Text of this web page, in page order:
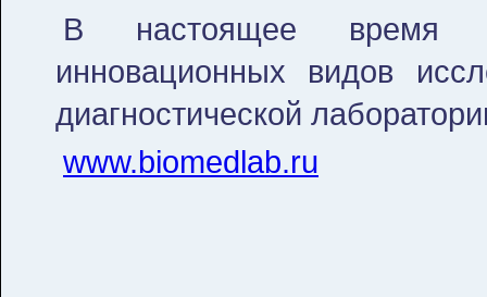
В настоящее время
инновационных видов
диагностической
www.biomedlab.ru